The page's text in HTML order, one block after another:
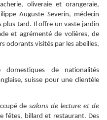
oliveraie et orangeraie,
Auguste Severin, médecin
plus tard. Il offre un vaste jardin
et agrémenté de volières, de
odorants visités par les abeilles,
de nationalités
suisse pour une clientèle
desalons de lecture et de
fêtes, billard et restaurant. Des